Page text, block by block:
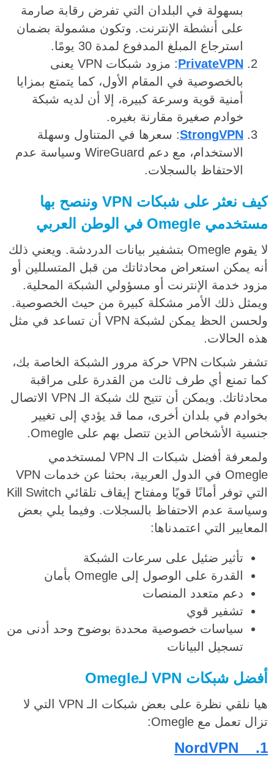
بسهولة في البلدان التي تفرض رقابة صارمة
على أنشطة الإنترنت. وتكون مشمولة بضمان
استرجاع المبلغ المدفوع لمدة 30 يومًا.
PrivateVPN
: مزود شبكات VPN يعنى
بالخصوصية في المقام الأول، كما يتمتع بمزايا
أمنية قوية وسرعة كبيرة، إلا أن لديه شبكة
خوادم صغيرة مقارنة بغيره.
StrongVPN: سعرها في المتناول وسهلة
الاستخدام، مع دعم WireGuard وسياسة عدم
الاحتفاظ بالسجلات.
كيف نعثر على شبكات VPN وننصح بها
مستخدمي Omegle في الوطن العربي
لا يقوم Omegle بتشفير بيانات الدردشة. ويعني ذلك
أنه يمكن استعراض محادثاتك من قبل المتسللين أو
مزود خدمة الإنترنت أو مسؤولي الشبكة المحلية.
ويمثل ذلك الأمر مشكلة كبيرة من حيث الخصوصية.
ولحسن الحظ يمكن لشبكة VPN أن تساعد في مثل
هذه الحالات.
تشفر شبكات VPN حركة مرور الشبكة الخاصة بك،
كما تمنع أي طرف ثالث من القدرة على مراقبة
محادثاتك. ويمكن أن تتيح لك شبكة الـ VPN الاتصال
بخوادم في بلدان أخرى، مما قد يؤدي إلى تغيير
جنسية الأشخاص الذين تتصل بهم على Omegle.
ولمعرفة أفضل شبكات الـ VPN لمستخدمي
Omegle في الدول العربية، بحثنا عن خدمات VPN
التي توفر أمانًا قويًا ومفتاح إيقاف تلقائي Kill Switch
وسياسة عدم الاحتفاظ بالسجلات. وفيما يلي بعض
المعايير التي اعتمدناها:
تأثير ضئيل على سرعات الشبكة
القدرة على الوصول إلى Omegle بأمان
دعم متعدد المنصات
تشفير قوي
سياسات خصوصية محددة بوضوح وحد أدنى من
تسجيل البيانات
أفضل شبكات VPN لـOmegle
هيا نلقي نظرة على بعض شبكات الـ VPN التي لا
تزال تعمل مع Omegle:
1.
NordVPN